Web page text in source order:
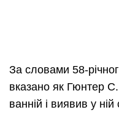
За словами 58-
вказано як Гюнтер
ванній і виявив у